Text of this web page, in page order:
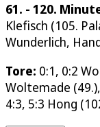
61. - 120.
Klefisch (105.
Wunderlich,
Tore: 0:1, 0:2
Woltemade
4:3, 5:3 Hong